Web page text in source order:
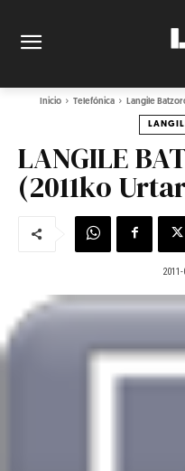
Inicio Telefónica Langile
LANGILE
(2011ko
2011-